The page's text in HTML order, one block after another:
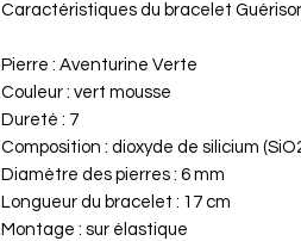
Caractéristiques du bracelet
Pierre : Aventurine Verte
Couleur : vert mousse
Dureté : 7
Composition : dioxyde de silicium
Diamètre des pierres : 6 mm
Longueur du bracelet : 17 cm
Montage : sur élastique